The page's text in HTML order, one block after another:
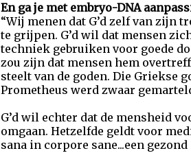
En ga je met embryo-DNA
“Wij menen dat G’d zelf van zijn
te grijpen. G’d wil dat mensen
techniek gebruiken voor goede
zou zijn dat mensen hem
steelt van de goden. Die Griekse
Prometheus werd zwaar
G’d wil echter dat de mensheid
omgaan. Hetzelfde geldt voor
sana in corpore sane...een